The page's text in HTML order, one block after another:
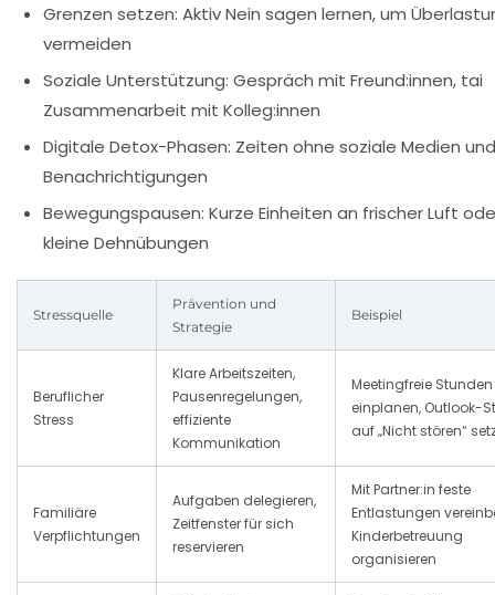
Grenzen setzen: Aktiv Nein sagen lernen, um
vermeiden
Soziale Unterstützung: Gespräch mit Freund:innen, tai
Zusammenarbeit mit Kolleg:innen
Digitale Detox-Phasen: Zeiten ohne soziale Medien und
Benachrichtigungen
Bewegungspausen: Kurze Einheiten an frischer Luft
kleine Dehnübungen
Stressquelle
Prävention und
Strategie
Beispiel
Beruflicher
Stress
Klare Arbeitszeiten,
Pausenregelungen,
effiziente
Kommunikation
Meetingfreie Stunden
einplanen, Outlook-
auf „Nicht stören“
Familiäre
Verpflichtungen
Aufgaben delegieren,
Zeitfenster für sich
reservieren
Mit Partner:in feste
Entlastungen
Kinderbetreuung
organisieren